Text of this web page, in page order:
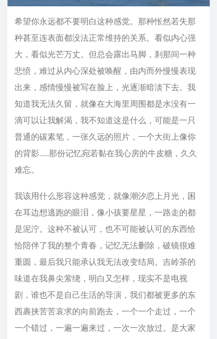
希望你永远都不要明白这种感觉。那种怅然若失那
种甚至连表面都没法正常维持的关系。看似内心强
大，看似光芒万丈。但总会露出马脚，刹那间一种
悲愤，难过从内心深处被唤醒，由内而外慢慢表现
出来，感情慢慢被写在脸上，光逐渐暗淡下去。我
知道我无法久留，就像在大海里周围都是水没有一
滴可以让我解渴，我不知道这是什么，可能是一只
普通的碳素笔，一张久远的照片，一个大街上像你
的背影.....那份记忆宛若黏在我心房的牛皮糖，久久
难忘。
我该用什么形容这种感觉，就像潮汐恋上月光，困
在耳边想逃跑的眼泪，像小孩要星星，一路走的都
是泥泞。这种不被认可，也不可能被认可的东西恰
恰陪伴了我的整个青春，记忆无法删除，破镜很难
重圆，最后我只能承认我无法改变结局。吉岭茶的
味道在我鼻尖萦绕，明白又怎样，现实不是电视
剧，谁也不是自己生活的导演，我们都被更多的东
西裹挟苦苦哀求的向前跑去，一个一个走过，一个
一个错过，一遍一遍来过，一次一次放过。是大家